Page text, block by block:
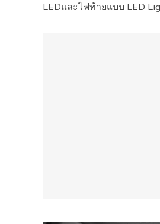
LEDและไฟท้ายแบบ LED